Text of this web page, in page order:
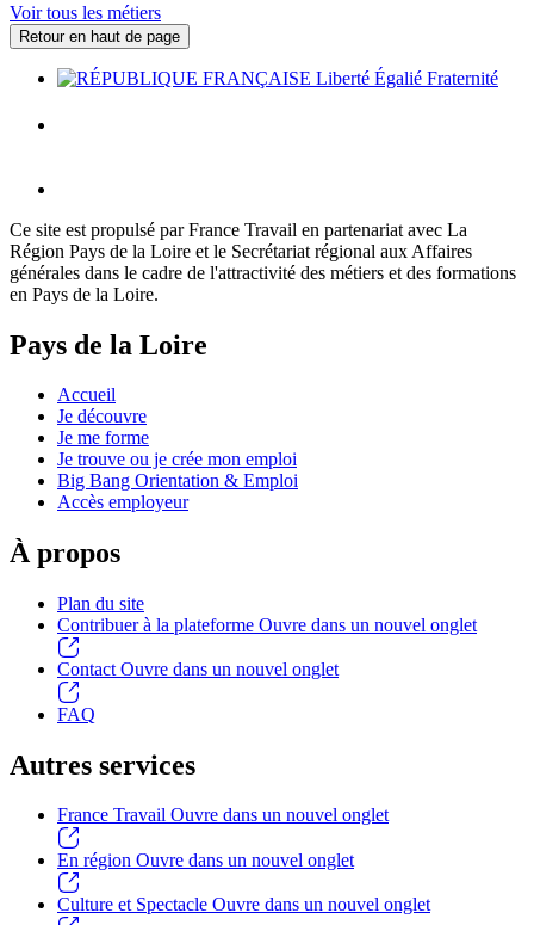
Voir tous les métiers
Retour en haut de page
Ce site est propulsé par France Travail en partenariat avec La
Région Pays de la Loire et le Secrétariat régional aux Affaires
générales dans le cadre de l'attractivité des métiers et des formations
en Pays de la Loire.
Pays de la Loire
Accueil
Je découvre
Je me forme
Je trouve ou je crée mon emploi
Big Bang Orientation & Emploi
Accès employeur
À propos
Plan du site
Contribuer à la plateforme Ouvre dans un nouvel onglet
ContactOuvre dans un nouvel onglet
FAQ
Autres services
France Travail Ouvre dans un nouvel onglet
En région Ouvre dans un nouvel onglet
Culture et Spectacle Ouvre dans un nouvel onglet